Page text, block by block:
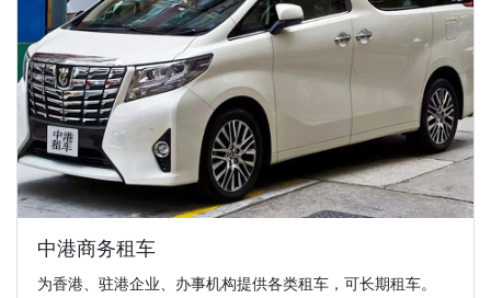
中港商务租车
为香港、驻港企业、办事机构提供各类租车，可长期租车。